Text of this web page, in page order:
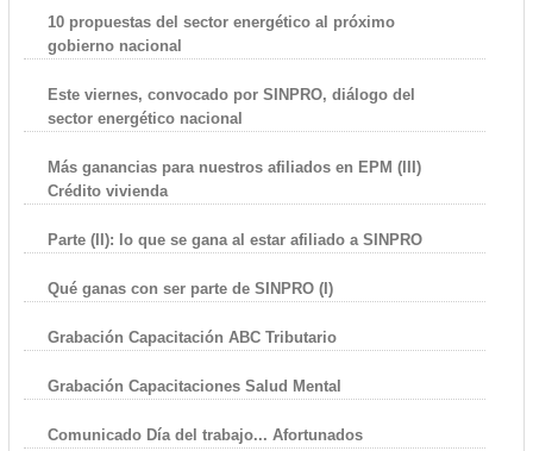
10 propuestas del sector energético al próximo
gobierno nacional
Este viernes, convocado por SINPRO, diálogo del
sector energético nacional
Más ganancias para nuestros afiliados en EPM (III)
Crédito vivienda
Parte (II): lo que se gana al estar afiliado a SINPRO
Qué ganas con ser parte de SINPRO (I)
Grabación Capacitación ABC Tributario
Grabación Capacitaciones Salud Mental
Comunicado Día del trabajo... Afortunados